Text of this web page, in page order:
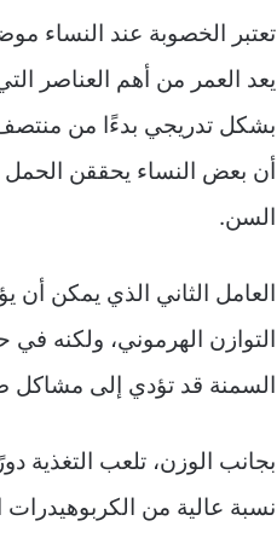
تعتبر الخصوبة عند النساء
يعد العمر من أهم العناصر
بشكل تدريجي بدءًا من منتصف
أن بعض النساء يحققن الحمل
السن.
العامل الثاني الذي يمكن أن
التوازن الهرموني، ولكنه في
السمنة قد تؤدي إلى مشاكل
بجانب الوزن، تلعب التغذية
نسبة عالية من